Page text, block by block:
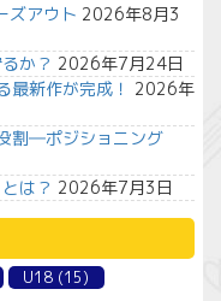
ズアウト 2026年8月3
か？ 2026年7月24日
最新作が完成！ 2026年
割―ポジショニング
は？ 2026年7月3日
U18 (15)